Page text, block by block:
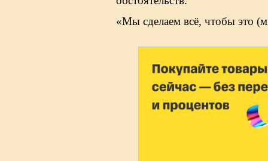
«Мы сделаем всё, чтобы это